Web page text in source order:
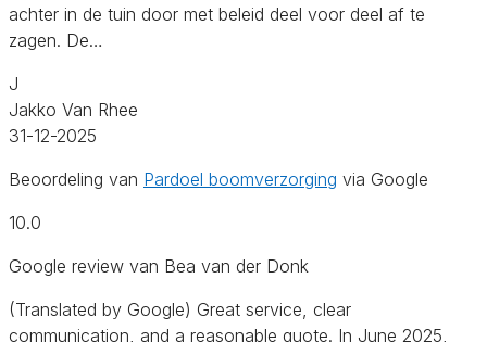
achter in de tuin door met beleid deel voor deel af te
zagen. De…
J
Jakko Van Rhee
31-12-2025
Beoordeling van Pardoel boomverzorging via Google
10.0
Google review van Bea van der Donk
(Translated by Google) Great service, clear
communication, and a reasonable quote. In June 2025,